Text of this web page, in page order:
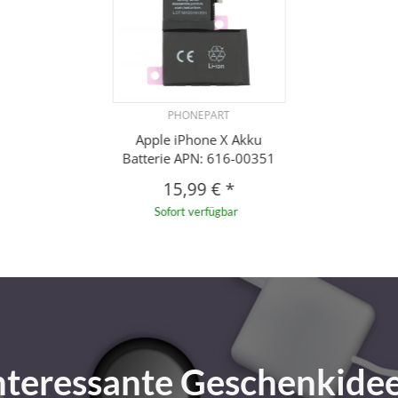
PHONEPART
Apple iPhone X Akku
Batterie APN: 616-00351
15,99 €*
Sofort verfügbar